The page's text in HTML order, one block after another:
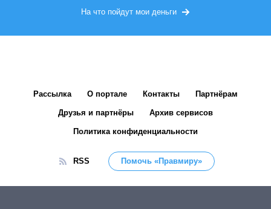
На что пойдут мои деньги
Рассылка О портале Контакты Партнёрам
Друзья и партнёры Архив сервисов
Политика конфиденциальности
RSS Помочь «Правмиру»